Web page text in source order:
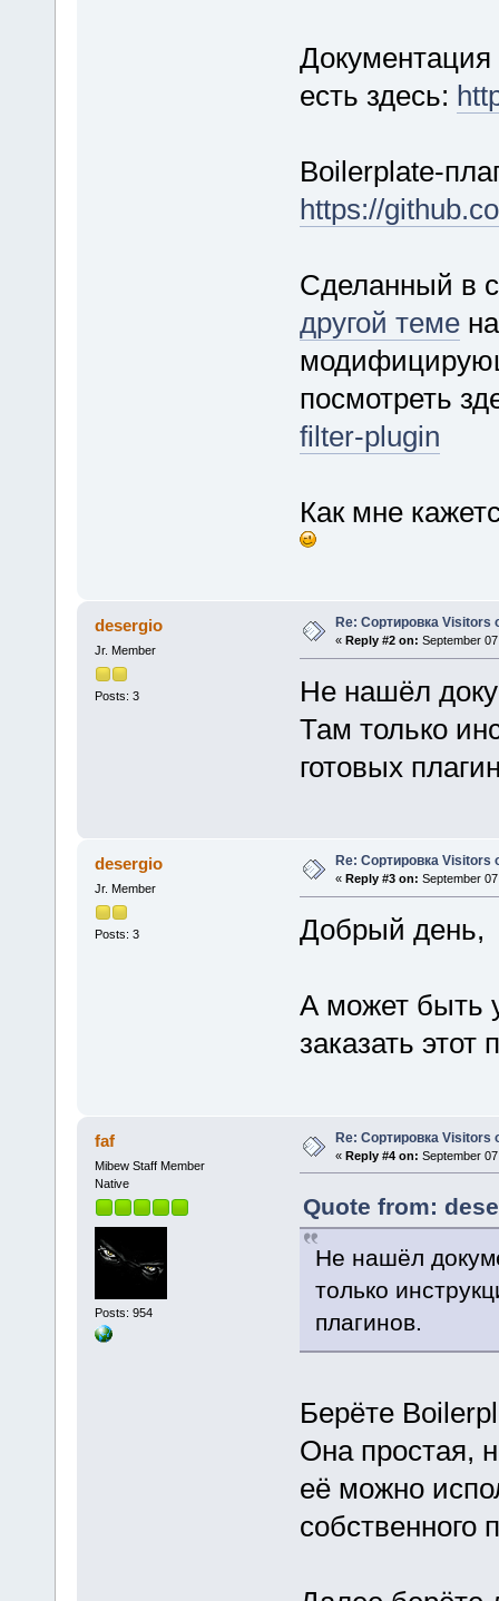
есть здесь:
Boilerplate-
https://
Сделанный в
другой темена
посмотреть
filter-plugin
Как мне
desergio
Jr. Member
Posts: 3
Re: Сортировка Visitors
« Reply #2 on: September
Не нашёл
Там только
готовых
desergio
Jr. Member
Posts: 3
Re: Сортировка Visitors
« Reply #3 on: September
Добрый день,
А может быть
заказать этот
faf
Mibew Staff Member
Native
Posts: 954
Re: Сортировка Visitors
« Reply #4 on: September
Quote from:
Не нашёл
только
плагинов.
Берёте
Она простая,
её можно
собственного